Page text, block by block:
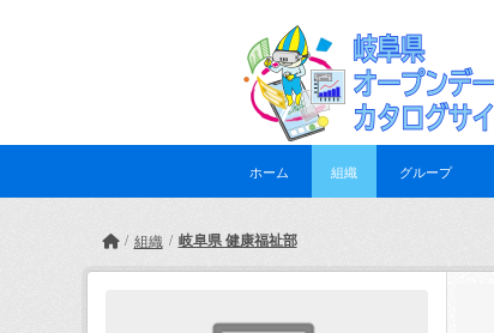
ホーム 組織 グループ
組織 岐阜県 健康福祉部